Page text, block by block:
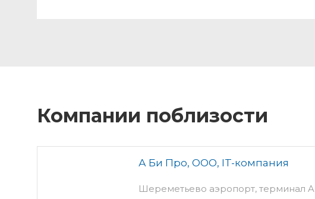
Компании поблизости
А Би Про, ООО, IT-компания
Шереметьево аэропорт, терминал A